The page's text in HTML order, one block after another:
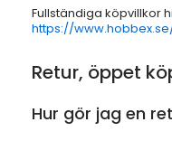
Fullständiga köpvillkor
https://
Retur, öppet
Hur gör jag en